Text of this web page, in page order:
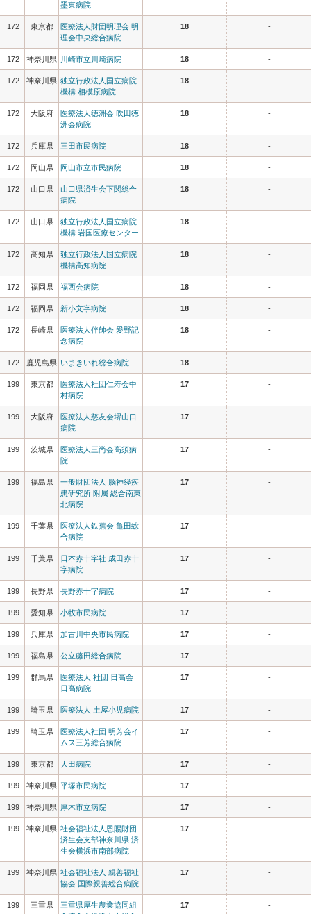
墨東病院
172 東京都
医療法人財団明理会 明
理会中央総合病院
18 -
172 神奈川県 川崎市立川崎病院 18 -
172 神奈川県 独立行政法人国立病院
機構 相模原病院
18 -
172 大阪府
医療法人徳洲会 吹田徳
洲会病院
18 -
172 兵庫県 三田市民病院 18 -
172 岡山県 岡山市立市民病院 18 -
172 山口県
山口県済生会下関総合
病院
18 -
172 山口県
独立行政法人国立病院
機構 岩国医療センター
18 -
172 高知県
独立行政法人国立病院
機構高知病院
18 -
172 福岡県 福西会病院 18 -
172 福岡県 新小文字病院 18 -
172 長崎県
医療法人伴帥会 愛野記
念病院
18 -
172 鹿児島県 いまきいれ総合病院 18 -
199 東京都
医療法人社団仁寿会中
村病院
17 -
199 大阪府
医療法人慈友会堺山口
病院
17 -
199 茨城県
医療法人三尚会高須病
院
17 -
199 福島県
一般財団法人 脳神経疾
患研究所 附属 総合南東
北病院
17 -
199 千葉県
医療法人鉄蕉会 亀田総
合病院
17 -
199 千葉県
日本赤十字社 成田赤十
字病院
17 -
199 長野県 長野赤十字病院 17 -
199 愛知県 小牧市民病院 17 -
199 兵庫県 加古川中央市民病院 17 -
199 福島県 公立藤田総合病院 17 -
199 群馬県
医療法人 社団 日高会
日高病院
17 -
199 埼玉県 医療法人 土屋小児病院 17 -
199 埼玉県
医療法人社団 明芳会イ
ムス三芳総合病院
17 -
199 東京都 大田病院 17 -
199 神奈川県 平塚市民病院 17 -
199 神奈川県 厚木市立病院 17 -
199 神奈川県 社会福祉法人恩賜財団
済生会支部神奈川県 済
生会横浜市南部病院
17 -
199 神奈川県 社会福祉法人 親善福祉
協会 国際親善総合病院
17 -
199 三重県
三重県厚生農業協同組
17 -